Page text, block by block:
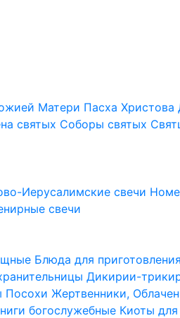
Матери Пасха Христова
святых Соборы святых
Иерусалимские свечи
свечи
Блюда для
Дикирии-
ПосохиЖертвенники,
богослужебные Киоты